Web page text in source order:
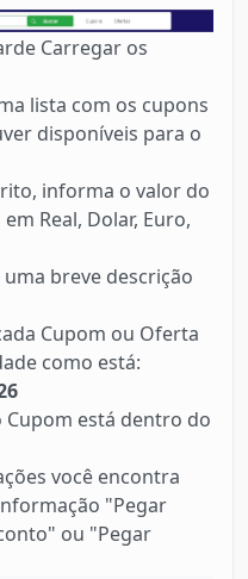
Carregar os
lista com os cupons
disponíveis para o
informa o valor do
Real, Dolar, Euro,
breve descrição
Cupom ou Oferta
como está:
Cupom está dentro do
você encontra
"Pegar
ou "Pegar